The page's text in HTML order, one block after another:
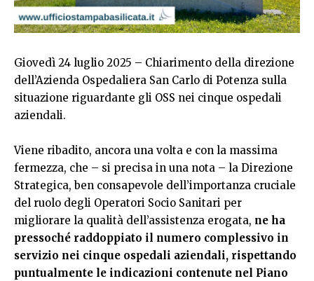
Giovedì 24 luglio 2025 – Chiarimento della direzione
dell’Azienda Ospedaliera San Carlo di Potenza sulla
situazione riguardante gli OSS nei cinque ospedali
aziendali.
Viene ribadito, ancora una volta e con la massima
fermezza, che – si precisa in una nota – la Direzione
Strategica, ben consapevole dell’importanza cruciale
del ruolo degli Operatori Socio Sanitari per
migliorare la qualità dell’assistenza erogata, ne ha
pressoché raddoppiato il numero complessivo in
servizio nei cinque ospedali aziendali, rispettando
puntualmente le indicazioni contenute nel Piano